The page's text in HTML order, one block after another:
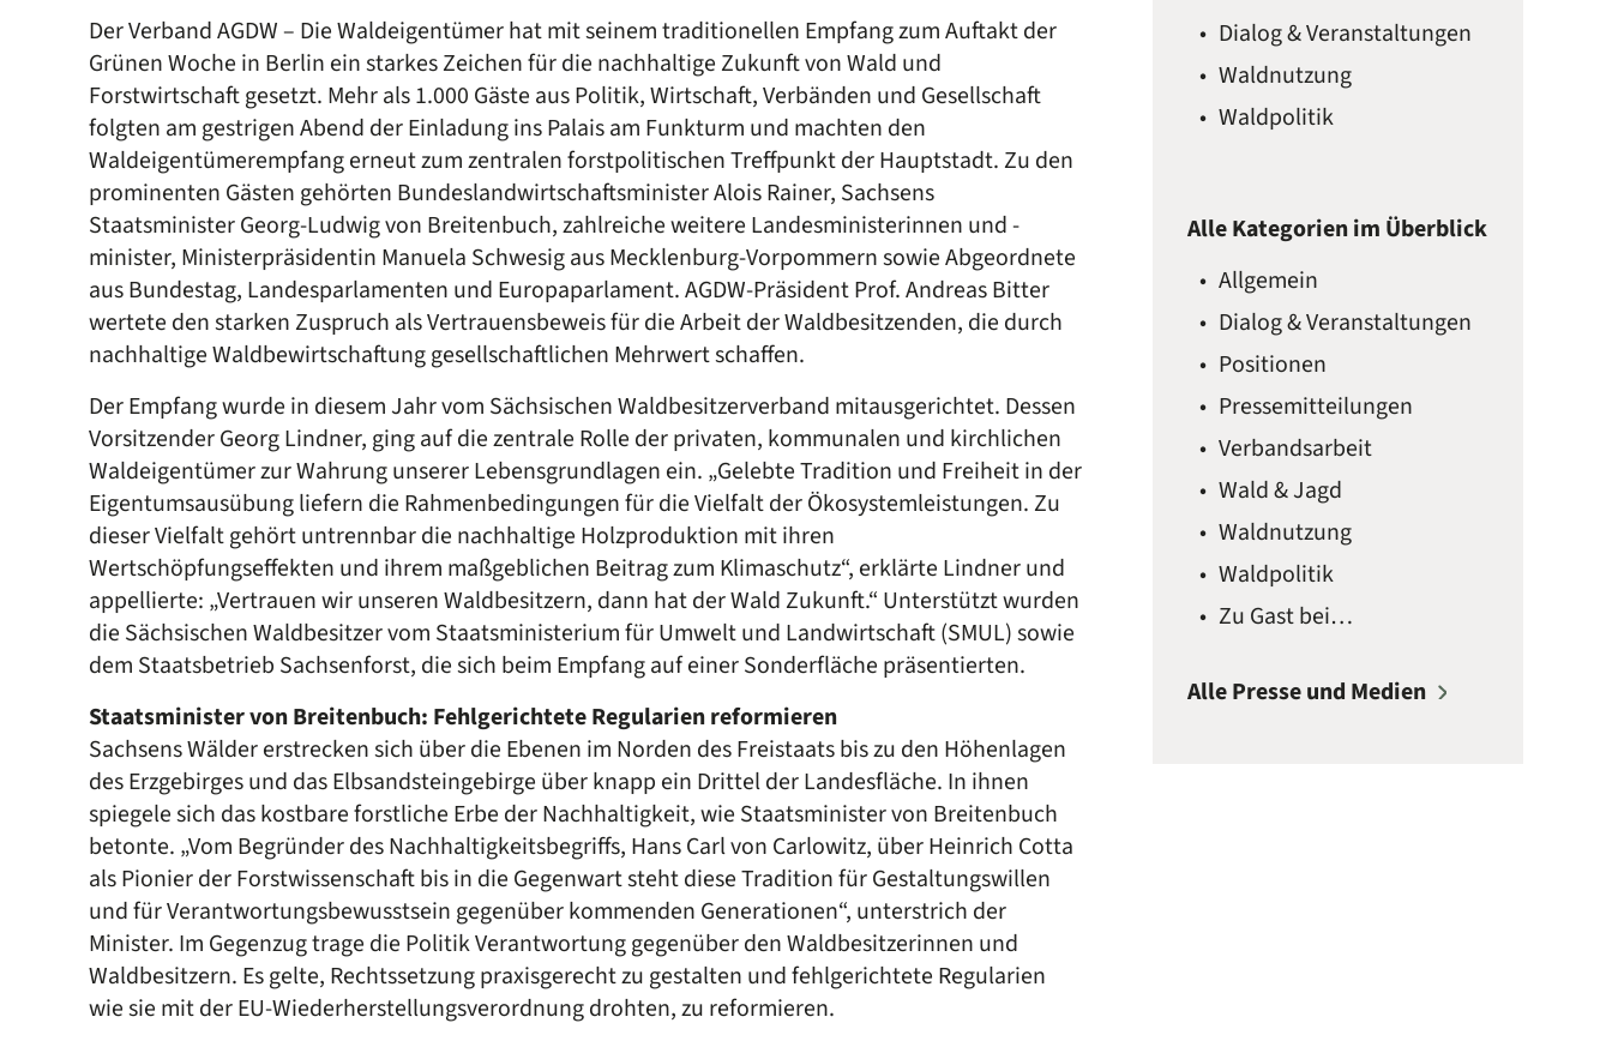
Der Verband AGDW – Die Waldeigentümer hat mit seinem traditionellen Empfang zum Auftakt der
Grünen Woche in Berlin ein starkes Zeichen für die nachhaltige Zukunft von Wald und
Forstwirtschaft gesetzt. Mehr als 1.000 Gäste aus Politik, Wirtschaft, Verbänden und Gesellschaft
folgten am gestrigen Abend der Einladung ins Palais am Funkturm und machten den
Waldeigentümerempfang erneut zum zentralen forstpolitischen Treffpunkt der Hauptstadt. Zu den
prominenten Gästen gehörten Bundeslandwirtschaftsminister Alois Rainer, Sachsens
Staatsminister Georg-Ludwig von Breitenbuch, zahlreiche weitere Landesministerinnen und -
minister, Ministerpräsidentin Manuela Schwesig aus Mecklenburg-Vorpommern sowie Abgeordnete
aus Bundestag, Landesparlamenten und Europaparlament. AGDW-Präsident Prof. Andreas Bitter
wertete den starken Zuspruch als Vertrauensbeweis für die Arbeit der Waldbesitzenden, die durch
nachhaltige Waldbewirtschaftung gesellschaftlichen Mehrwert schaffen.
Der Empfang wurde in diesem Jahr vom Sächsischen Waldbesitzerverband mitausgerichtet. Dessen
Vorsitzender Georg Lindner, ging auf die zentrale Rolle der privaten, kommunalen und kirchlichen
Waldeigentümer zur Wahrung unserer Lebensgrundlagen ein. „Gelebte Tradition und Freiheit in der
Eigentumsausübung liefern die Rahmenbedingungen für die Vielfalt der Ökosystemleistungen. Zu
dieser Vielfalt gehört untrennbar die nachhaltige Holzproduktion mit ihren
Wertschöpfungseffekten und ihrem maßgeblichen Beitrag zum Klimaschutz“, erklärte Lindner und
appellierte: „Vertrauen wir unseren Waldbesitzern, dann hat der Wald Zukunft.“ Unterstützt wurden
die Sächsischen Waldbesitzer vom Staatsministerium für Umwelt und Landwirtschaft (SMUL) sowie
dem Staatsbetrieb Sachsenforst, die sich beim Empfang auf einer Sonderfläche präsentierten.
Staatsminister von Breitenbuch: Fehlgerichtete Regularien reformieren
Sachsens Wälder erstrecken sich über die Ebenen im Norden des Freistaats bis zu den Höhenlagen
des Erzgebirges und das Elbsandsteingebirge über knapp ein Drittel der Landesfläche. In ihnen
spiegele sich das kostbare forstliche Erbe der Nachhaltigkeit, wie Staatsminister von Breitenbuch
betonte. „Vom Begründer des Nachhaltigkeitsbegriffs, Hans Carl von Carlowitz, über Heinrich Cotta
als Pionier der Forstwissenschaft bis in die Gegenwart steht diese Tradition für Gestaltungswillen
und für Verantwortungsbewusstsein gegenüber kommenden Generationen“, unterstrich der
Minister. Im Gegenzug trage die Politik Verantwortung gegenüber den Waldbesitzerinnen und
Waldbesitzern. Es gelte, Rechtssetzung praxisgerecht zu gestalten und fehlgerichtete Regularien
wie sie mit der EU-Wiederherstellungsverordnung drohten, zu reformieren.
Dialog & Veranstaltungen
Waldnutzung
Waldpolitik
Alle Kategorien im Überblick
Allgemein
Dialog & Veranstaltungen
Positionen
Presse­mitteilungen
Verbandsarbeit
Wald & Jagd
Waldnutzung
Waldpolitik
Zu Gast bei…
Alle Presse und Medien